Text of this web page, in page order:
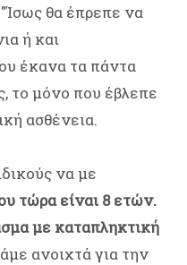
θα έπρεπε να
ή και
έκανα τα πάντα
το μόνο που έβλεπε
ασθένεια.
να με
τώρα είναι 8 ετών.
με καταπληκτική
ανοιχτά για την